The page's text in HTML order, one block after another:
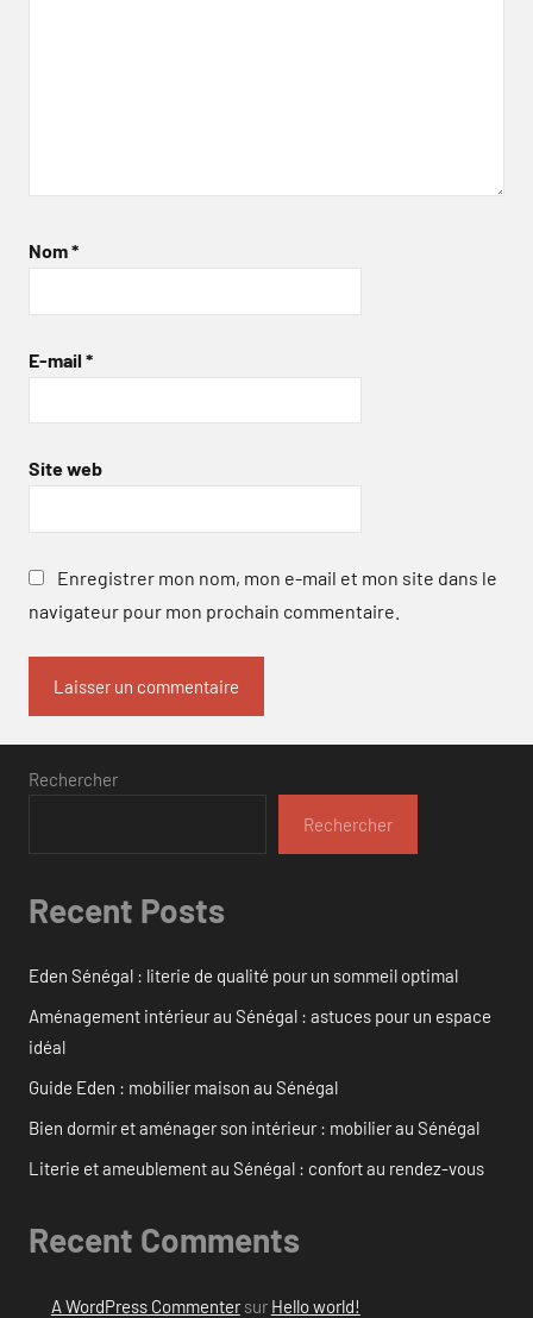
Nom*
E-mail *
Site web
Enregistrer mon nom, mon e-mail et mon site dans le
navigateur pour mon prochain commentaire.
Rechercher
Rechercher
Recent Posts
Eden Sénégal : literie de qualité pour un sommeil optimal
Aménagement intérieur au Sénégal : astuces pour un espace
idéal
Guide Eden : mobilier maison au Sénégal
Bien dormir et aménager son intérieur : mobilier au Sénégal
Literie et ameublement au Sénégal : confort au rendez-vous
Recent Comments
A WordPress Commentersur Hello world!